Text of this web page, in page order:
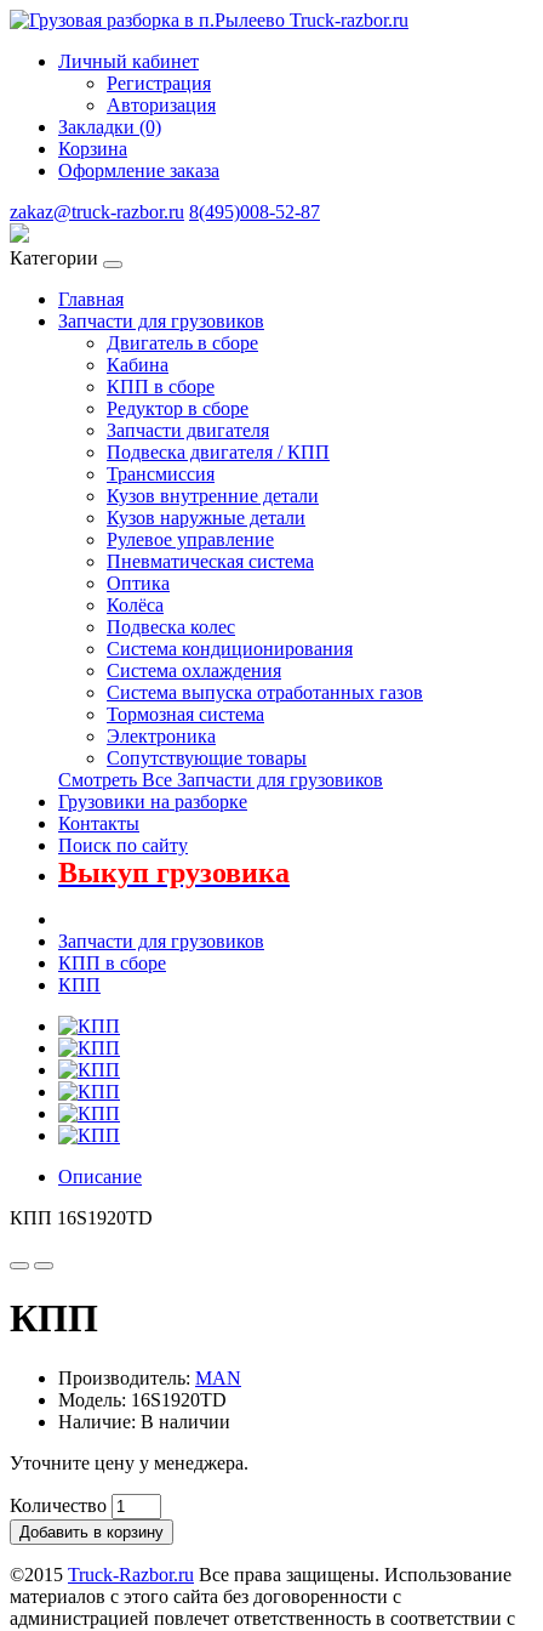
Личный кабинет
Регистрация
Авторизация
Закладки (0)
Корзина
Оформление заказа
zakaz@truck-razbor.ru 8(495)008-52-87
Категории
Главная
Запчасти для грузовиков
Двигатель в сборе
Кабина
КПП в сборе
Редуктор в сборе
Запчасти двигателя
Подвеска двигателя / КПП
Трансмиссия
Кузов внутренние детали
Кузов наружные детали
Рулевое управление
Пневматическая система
Оптика
Колёса
Подвеска колес
Система кондиционирования
Система охлаждения
Система выпуска отработанных газов
Тормозная система
Электроника
Сопутствующие товары
Смотреть Все Запчасти для грузовиков
Грузовики на разборке
Контакты
Поиск по сайту
Выкуп грузовика
Запчасти для грузовиков
КПП в сборе
КПП
Описание
КПП 16S1920TD
КПП
Производитель: MAN
Модель: 16S1920TD
Наличие: В наличии
Уточните цену у менеджера.
Количество
Добавить в корзину
©2015 Truck-Razbor.ru Все права защищены. Использование
материалов с этого сайта без договоренности с
администрацией повлечет ответственность в соответствии с